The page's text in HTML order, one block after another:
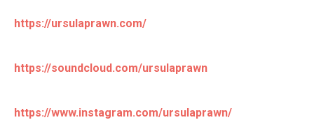
https://ursulaprawn.com/
https://soundcloud.com/ursulaprawn
https://www.instagram.com/ursulaprawn/